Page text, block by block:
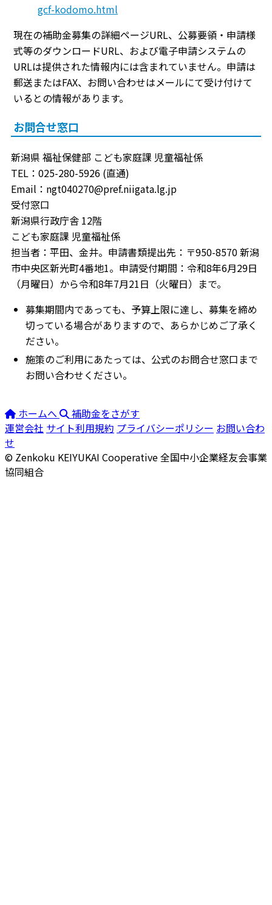
gcf-kodomo.html
現在の補助金募集の詳細ページURL、公募要領・申請様
式等のダウンロードURL、および電子申請システムの
URLは提供された情報内には含まれていません。申請は
郵送またはFAX、お問い合わせはメールにて受け付けて
いるとの情報があります。
お問合せ窓口
新潟県 福祉保健部 こども家庭課 児童福祉係
TEL：025-280-5926 (直通)
Email：ngt040270@pref.niigata.lg.jp
受付窓口
新潟県行政庁舎 12階
こども家庭課 児童福祉係
担当者：平田、金井。申請書類提出先：〒950-8570 新潟
市中央区新光町4番地1。申請受付期間：令和8年6月29日
（月曜日）から令和8年7月21日（火曜日）まで。
募集期間内であっても、予算上限に達し、募集を締め
切っている場合がありますので、あらかじめご了承く
ださい。
施策のご利用にあたっては、公式のお問合せ窓口まで
お問い合わせください。
ホームへ
補助金をさがす
運営会社 サイト利用規約 プライバシーポリシー お問い合わ
せ
© Zenkoku KEIYUKAI Cooperative全国中小企業経友会事業
協同組合